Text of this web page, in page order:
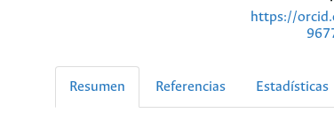
https://
Resumen Referencias Estadísticas